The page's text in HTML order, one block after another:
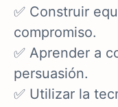
✅ Construir
compromiso.
✅ Aprender a
persuasión.
✅ Utilizar la